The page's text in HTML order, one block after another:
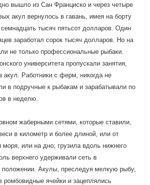
вышло из Сан Франциско и через четыре
акул вернулось в гавань, имея на борту
тысяч пятьсот долларов. Один
заработал сорок тысяч долларов. Но на
не только профессиональные рыбаки.
университета пропускали занятия,
акул. Работники с ферм, никогда не
в подручные к рыбакам и зарабатывали по
в неделю.
жаберными сетями, которые ставили,
в километр и более длиной, или от
моря, или на дно; грузила вдоль нижнего
верхнего удерживали сеть в
положении. Акулы, преследуя мелкую рыбу,
ромбовидные ячейки и зацеплялись